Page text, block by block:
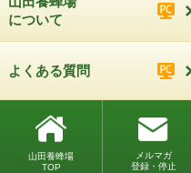
について
よくある質問
山田養蜂場
TOP
メルマガ
登録・停止